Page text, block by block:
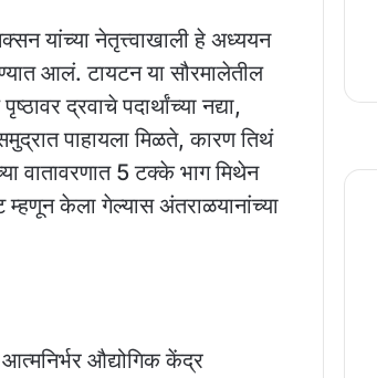
यांच्या नेतृत्त्वाखाली हे अध्ययन
आलं. टायटन या सौरमालेतील
द्रवाचे पदार्थांच्या नद्या,
पाहायला मिळते, कारण तिथं
वातावरणात 5 टक्के भाग मिथेन
केला गेल्यास अंतराळयानांच्या
औद्योगिक केंद्र